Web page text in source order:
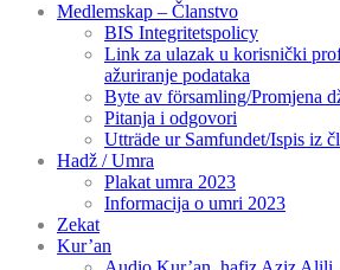
Medlemskap – Članstvo
BIS Integritetspolicy
Link za ulazak u korisnički
ažuriranje podataka
Byte av församling/Promjena
Pitanja i odgovori
Utträde ur Samfundet/Ispis iz
Hadž / Umra
Plakat umra 2023
Informacija o umri 2023
Zekat
Kur’an